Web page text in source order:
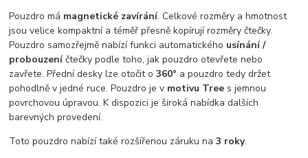
Pouzdro má magnetické zavírání. Celkové rozměry a hmotnost
jsou velice kompaktní a téměř přesně kopírují rozměry čtečky.
Pouzdro samozřejmě nabízí funkci automatického usínání /
probouzeníčtečky podle toho, jak pouzdro otevřete nebo
zavřete. Přední desky lze otočit o360° a pouzdro tedy držet
pohodlně v jedné ruce. Pouzdro je v motivu Tree s jemnou
povrchovou úpravou. K dispozici je široká nabídka dalších
barevných provedení.
Toto pouzdro nabízí také rozšířenou záruku na3 roky.